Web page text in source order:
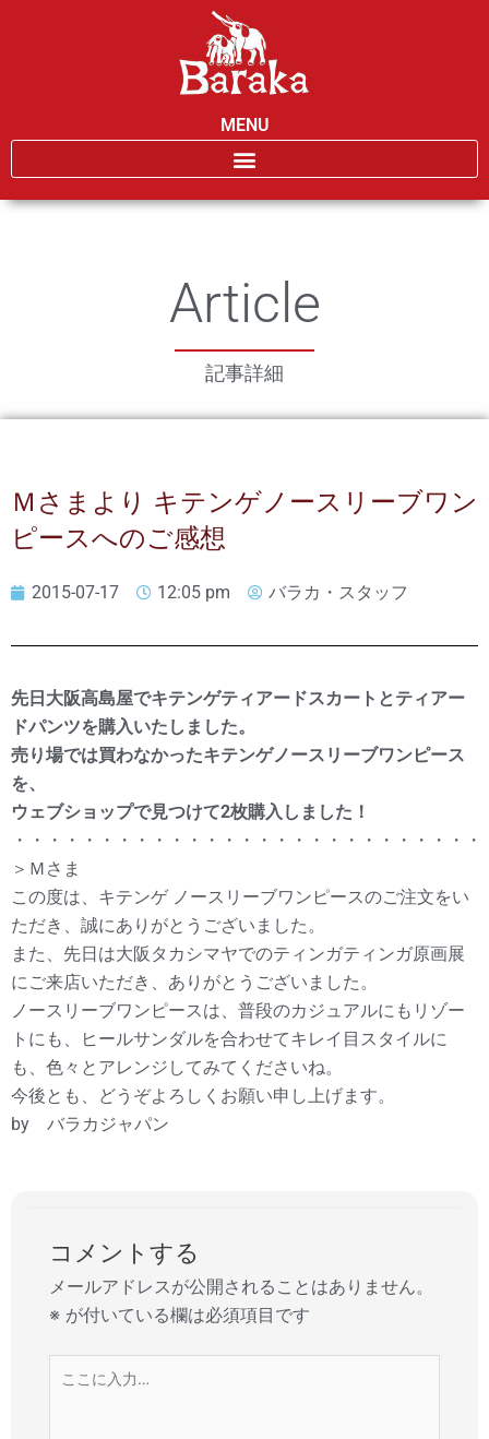
MENU
Article
記事詳細
Ｍさまより キテンゲノースリーブワン
ピースへのご感想
2015-07-17 12:05 pm バラカ・スタッフ
先日大阪高島屋でキテンゲティアードスカートとティアー
ドパンツを購入いたしました。
売り場では買わなかったキテンゲノースリーブワンピース
を、
ウェブショップで見つけて2枚購入しました！
・・・・・・・・・・・・・・・・・・・・・・・・・・
＞Ｍさま
この度は、キテンゲ ノースリーブワンピースのご注文をい
ただき、誠にありがとうございました。
また、先日は大阪タカシマヤでのティンガティンガ原画展
にご来店いただき、ありがとうございました。
ノースリーブワンピースは、普段のカジュアルにもリゾー
トにも、ヒールサンダルを合わせてキレイ目スタイルに
も、色々とアレンジしてみてくださいね。
今後とも、どうぞよろしくお願い申し上げます。
by バラカジャパン
コメントする
メールアドレスが公開されることはありません。
※ が付いている欄は必須項目です